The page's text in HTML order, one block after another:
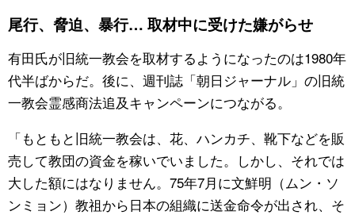
尾行、脅迫、暴行… 取材中に受けた嫌がらせ
有田氏が旧統一教会を取材するようになったのは1980年
代半ばからだ。後に、週刊誌「朝日ジャーナル」の旧統
一教会霊感商法追及キャンペーンにつながる。
「もともと旧統一教会は、花、ハンカチ、靴下などを販
売して教団の資金を稼いでいました。しかし、それでは
大した額にはなりません。75年7月に文鮮明（ムン・ソ
ンミョン）教祖から日本の組織に送金命令が出され、そ